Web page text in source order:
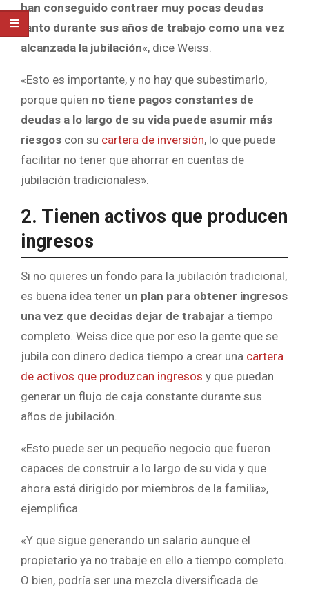
han conseguido contraer muy pocas deudas
tanto durante sus años de trabajo como una vez
alcanzada la jubilación«, dice Weiss.
«Esto es importante, y no hay que subestimarlo,
porque quien no tiene pagos constantes de
deudas a lo largo de su vida puede asumir más
riesgos con su cartera de inversión, lo que puede
facilitar no tener que ahorrar en cuentas de
jubilación tradicionales».
2. Tienen activos que producen
ingresos
Si no quieres un fondo para la jubilación tradicional,
es buena idea tener un plan para obtener ingresos
una vez que decidas dejar de trabajar a tiempo
completo. Weiss dice que por eso la gente que se
jubila con dinero dedica tiempo a crear una cartera
de activos que produzcan ingresos y que puedan
generar un flujo de caja constante durante sus
años de jubilación.
«Esto puede ser un pequeño negocio que fueron
capaces de construir a lo largo de su vida y que
ahora está dirigido por miembros de la familia»,
ejemplifica.
«Y que sigue generando un salario aunque el
propietario ya no trabaje en ello a tiempo completo.
O bien, podría ser una mezcla diversificada de